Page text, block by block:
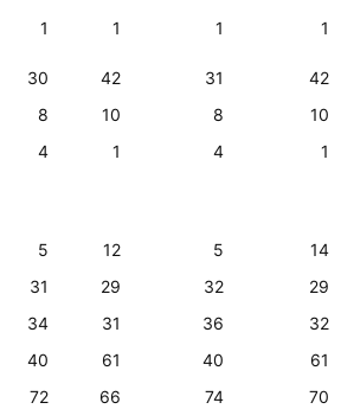
1 1 1 1
30 42 31
42
8 10 8
10
4 1 4
1
5 12 5
14
31 29 32
29
34 31 36
32
40 61 40
61
72 66 74
70